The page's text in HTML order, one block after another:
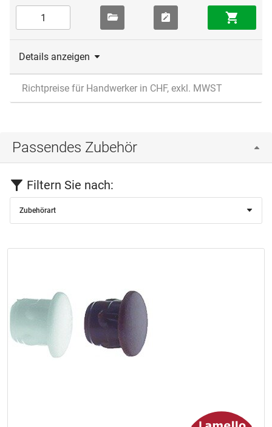
Details anzeigen
Richtpreise für Handwerker in CHF, exkl. MWST
Passendes Zubehör
Filtern Sie nach:
Zubehörart